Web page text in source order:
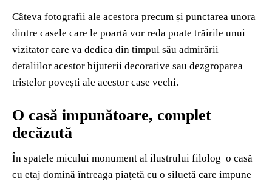
Câteva fotografii ale acestora precum și punctarea unora
dintre casele care le poartă vor reda poate trăirile unui
vizitator care va dedica din timpul său admirării
detaliilor acestor bijuterii decorative sau dezgroparea
tristelor povești ale acestor case vechi.
O casă impunătoare, complet
decăzută
În spatele micului monument al ilustrului filolog o casă
cu etaj domină întreaga piațetă cu o siluetă care impune